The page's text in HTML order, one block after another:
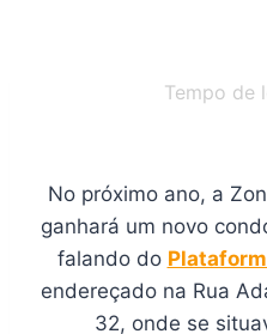
Tempo de
No próximo ano, a
ganhará um novo
falando do
endereçado na Rua
32, onde se